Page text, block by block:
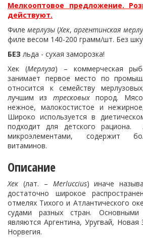
Мелкооптовое предложение.
действуют.
Филемерлузы (Хек,аргентинская
филе весом 140-200 грамм/шт. Без
БЕЗ льда - сухая заморозка!
Хек (Мерлуза) – коммерческая
занимает первое место по
относится к семейству
лучшим из тресковыхпород.
нежное, малокостистое и
Широко используется в
подходит для детского рациона.
микроэлементами, содержит
витаминов.
Описание
Хек (лат. – Merluccius) иначе
достаточно широкое
отмелях Тихого и Атлантического
судами разных стран.
являются Аргентина, Уругвай,
Норвегия.